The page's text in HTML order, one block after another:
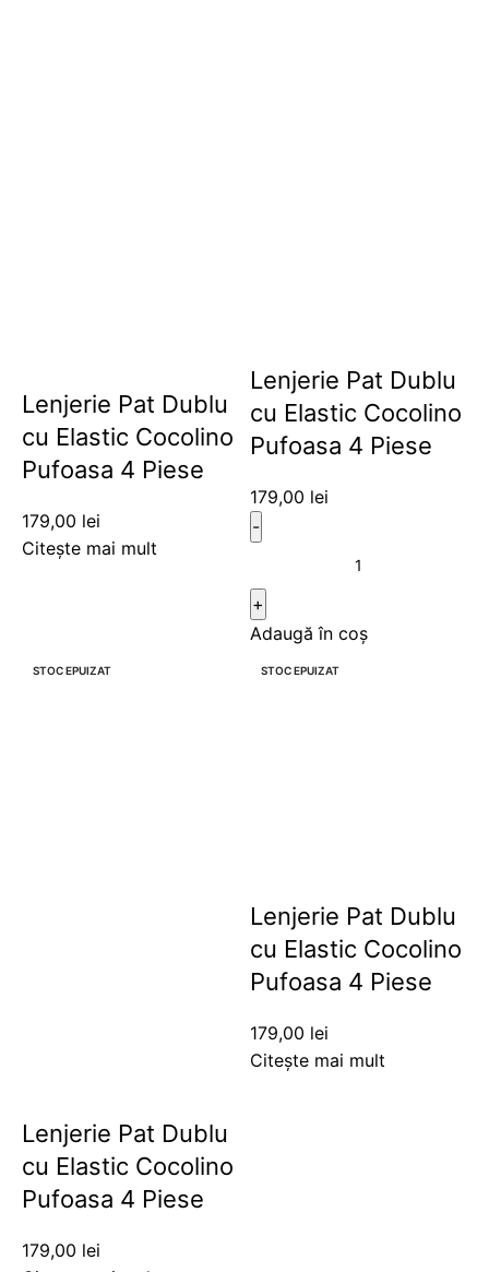
Lenjerie Pat Dublu
cu Elastic Cocolino
Pufoasa 4 Piese
179,00 lei
Citește mai mult
Lenjerie Pat Dublu
cu Elastic Cocolino
Pufoasa 4 Piese
179,00 lei
Adaugă în coș
STOC EPUIZAT
Lenjerie Pat Dublu
cu Elastic Cocolino
Pufoasa 4 Piese
179,00 lei
STOC EPUIZAT
Lenjerie Pat Dublu
cu Elastic Cocolino
Pufoasa 4 Piese
179,00 lei
Citește mai mult